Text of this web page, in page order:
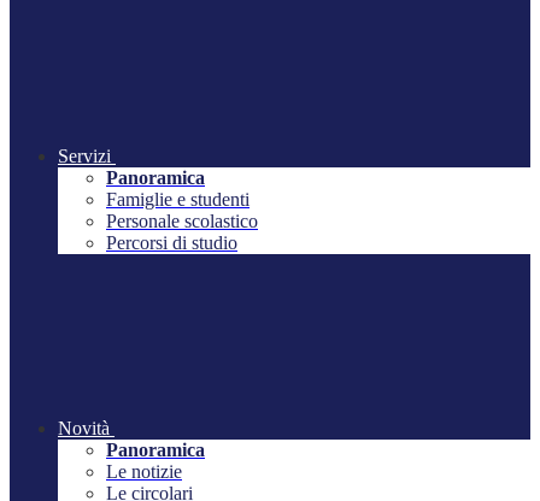
Servizi
Panoramica
Famiglie e studenti
Personale scolastico
Percorsi di studio
Novità
Panoramica
Le notizie
Le circolari